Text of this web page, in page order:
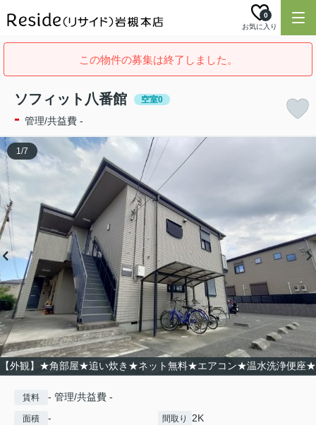
お気に入り
0
この物件の募集は終了しました。
ソフィット八番館 空室0
- 管理/共益費 -
【外観】★角部屋★追い炊き★ネット無料★エアコン★温水洗浄便座★
1/7
賃料 - 管理/共益費 -
面積 - 間取り 2K